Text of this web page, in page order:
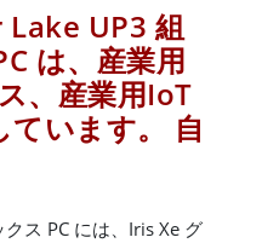
UP3 組
は、産業用
、産業用IoT
います。 自
ス PC には、Iris Xe グ